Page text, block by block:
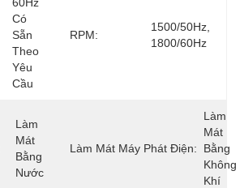
Có
Sẵn
Theo
Yêu
Cầu
RPM:
1500/50Hz,
1800/60Hz
Làm
Mát
Bằng
Nước
Làm Mát Máy Phát Điện:
Làm
Mát
Bằng
Không
Khí